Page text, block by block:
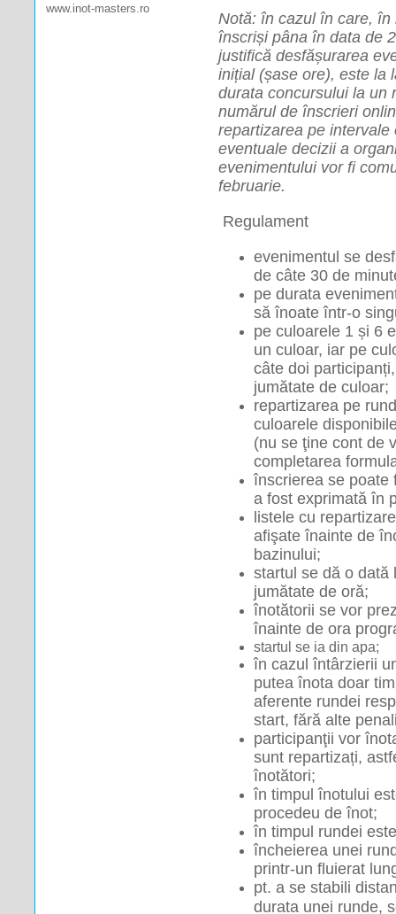
Notă: în cazul în care,
înscriși pâna în data de
justifică desfășurarea
inițial (șase ore), este la
durata concursului la un
numărul de înscrieri
repartizarea pe
eventuale decizii a
evenimentului vor fi
februarie.
Regulament
evenimentul se
de câte 30 de
pe durata
să înoate într-o
pe culoarele 1 și 6
un culoar, iar pe
câte doi
jumătate de culoar;
repartizarea pe
culoarele
(nu se ţine cont de
completarea
înscrierea se poate
a fost exprimată în
listele cu
afişate înainte de
bazinului;
startul se dă o dată
jumătate de oră;
înotătorii se vor
înainte de ora
startul se ia din apa;
în cazul întârzierii
putea înota doar
aferente rundei
start, fără alte
participanţii vor
sunt repartizați,
înotători;
în timpul înotului
procedeu de înot;
în timpul rundei
încheierea unei
printr-un fluierat
pt. a se stabili
durata unei runde,
www.inot-masters.ro